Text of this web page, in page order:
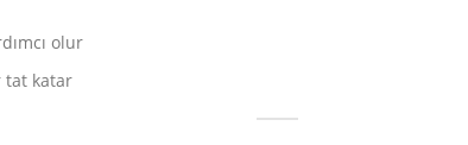
olur
tat katar